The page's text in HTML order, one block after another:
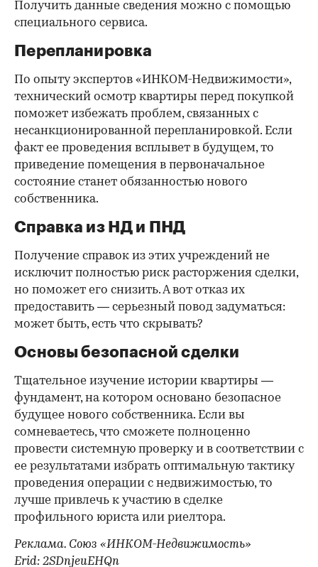
Получить данные сведения можно с помощью
специального сервиса.
Перепланировка
По опыту экспертов «ИНКОМ-Недвижимости»,
технический осмотр квартиры перед покупкой
поможет избежать проблем, связанных с
несанкционированной перепланировкой. Если
факт ее проведения всплывет в будущем, то
приведение помещения в первоначальное
состояние станет обязанностью нового
собственника.
Справка из НД и ПНД
Получение справок из этих учреждений не
исключит полностью риск расторжения сделки,
но поможет его снизить. А вот отказ их
предоставить — серьезный повод задуматься:
может быть, есть что скрывать?
Основы безопасной сделки
Тщательное изучение истории квартиры —
фундамент, на котором основано безопасное
будущее нового собственника. Если вы
сомневаетесь, что сможете полноценно
провести системную проверку и в соответствии с
ее результатами избрать оптимальную тактику
проведения операции с недвижимостью, то
лучше привлечь к участию в сделке
профильного юриста или риелтора.
Реклама. Союз «ИНКОМ-Недвижимость»
Erid: 2SDnjeuEHQn